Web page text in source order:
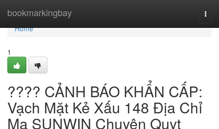
bookmarkingbay
Home
Home
1
???? CẢNH BÁO KHẨN CẤP:
Vạch Mặt Kẻ Xấu 148 Địa Chỉ
Ma SUNWIN Chuyên Quỵt